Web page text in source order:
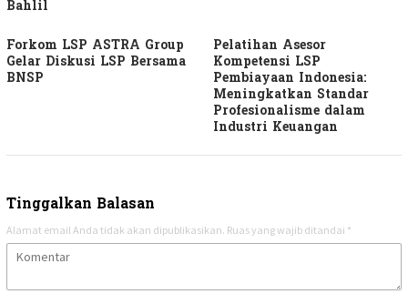
Bahlil
Forkom LSP ASTRA Group
Gelar Diskusi LSP Bersama
BNSP
Pelatihan Asesor
Kompetensi LSP
Pembiayaan Indonesia:
Meningkatkan Standar
Profesionalisme dalam
Industri Keuangan
Tinggalkan Balasan
Alamat email Anda tidak akan dipublikasikan. Ruas yang wajib ditandai *